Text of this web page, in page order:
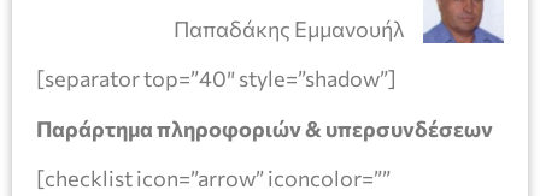
Παπαδάκης Εμμανουήλ
[separator top=”40″ style=”shadow”]
Παράρτημα πληροφοριών & υπερσυνδέσεων
[checklist icon=”arrow” iconcolor=””